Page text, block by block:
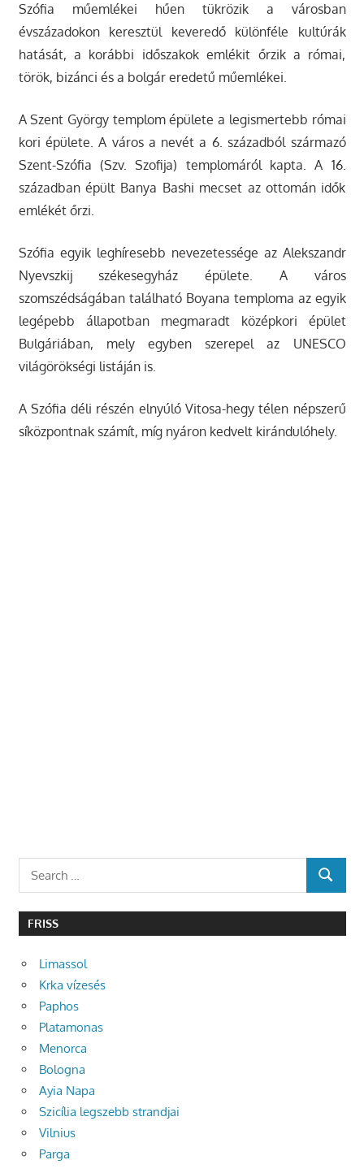
Szófia műemlékei hűen tükrözik a városban
évszázadokon keresztül keveredő különféle kultúrák
hatását, a korábbi időszakok emlékit őrzik a római,
török, bizánci és a bolgár eredetű műemlékei.
A Szent György templom épülete a legismertebb római
kori épülete. A város a nevét a 6. századból származó
Szent-Szófia (Szv. Szofija) templomáról kapta. A 16.
században épült Banya Bashi mecset az ottomán idők
emlékét őrzi.
Szófia egyik leghíresebb nevezetessége az Alekszandr
Nyevszkij székesegyház épülete. A város
szomszédságában található Boyana temploma az egyik
legépebb állapotban megmaradt középkori épület
Bulgáriában, mely egyben szerepel az UNESCO
világörökségi listáján is.
A Szófia déli részén elnyúló Vitosa-hegy télen népszerű
síközpontnak számít, míg nyáron kedvelt kirándulóhely.
SEARCH
FRISS
Limassol
Krka vízesés
Paphos
Platamonas
Menorca
Bologna
Ayia Napa
Szicília legszebb strandjai
Vilnius
Parga